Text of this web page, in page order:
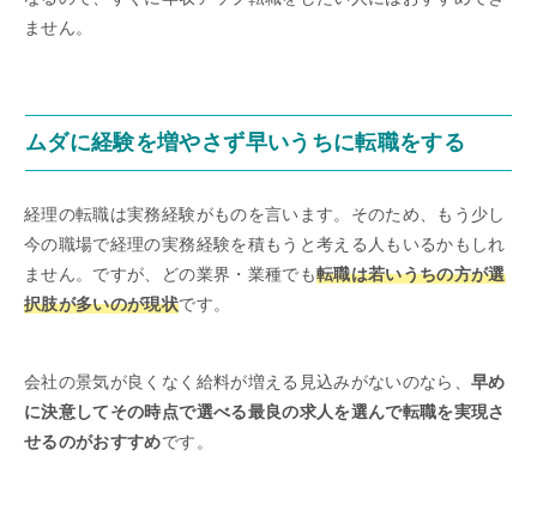
ません。
ムダに経験を増やさず早いうちに転職をする
経理の転職は実務経験がものを言います。そのため、もう少し
今の職場で経理の実務経験を積もうと考える人もいるかもしれ
ません。ですが、どの業界・業種でも転職は若いうちの方が選
択肢が多いのが現状です。
会社の景気が良くなく給料が増える見込みがないのなら、早め
に決意してその時点で選べる最良の求人を選んで転職を実現さ
せるのがおすすめです。